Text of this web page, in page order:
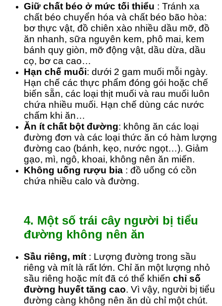
Giữ chất béo ở mức tối thiểu : Tránh xa
chất béo chuyển hóa và chất béo bão hòa:
bơ thực vật, đồ chiên xào nhiều dầu mỡ, đồ
ăn nhanh, sữa nguyên kem, phô mai, kem
bánh quy giòn, mỡ động vật, dầu dừa, dầu
cọ, bơ ca cao…
Hạn chế muối: dưới 2 gam muối mỗi ngày.
Hạn chế các thực phẩm đóng gói hoặc chế
biến sẵn, các loại thịt muối và rau muối luôn
chứa nhiều muối. Hạn chế dùng các nước
chấm khi ăn…
Ăn ít chất bột đường: không ăn các loại
đường đơn và các loại thức ăn có hàm lượng
đường cao (bánh, kẹo, nước ngọt…). Giảm
gạo, mì, ngô, khoai, không nên ăn miến.
Không uống rượu bia : đồ uống có cồn
chứa nhiều calo và đường.
4. Một số trái cây người bị tiểu
đường không nên ăn
Sầu riêng, mít : Lượng đường trong sầu
riêng và mít là rất lớn. Chỉ ăn một lượng nhỏ
sầu riêng hoặc mít đã có thể khiến chỉ số
đường huyết tăng cao. Vì vậy, người bị tiểu
đường càng không nên ăn dù chỉ một chút.